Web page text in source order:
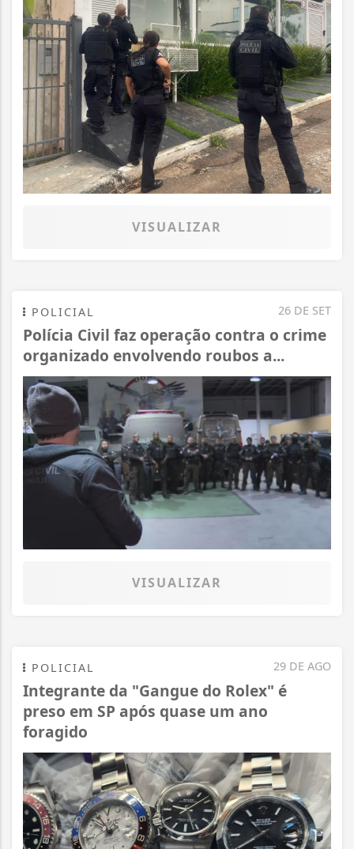
VISUALIZAR
26 DE SET
POLICIAL
Polícia Civil faz operação contra o crime
organizado envolvendo roubos a...
VISUALIZAR
29 DE AGO
POLICIAL
Integrante da "Gangue do Rolex" é
preso em SP após quase um ano
foragido